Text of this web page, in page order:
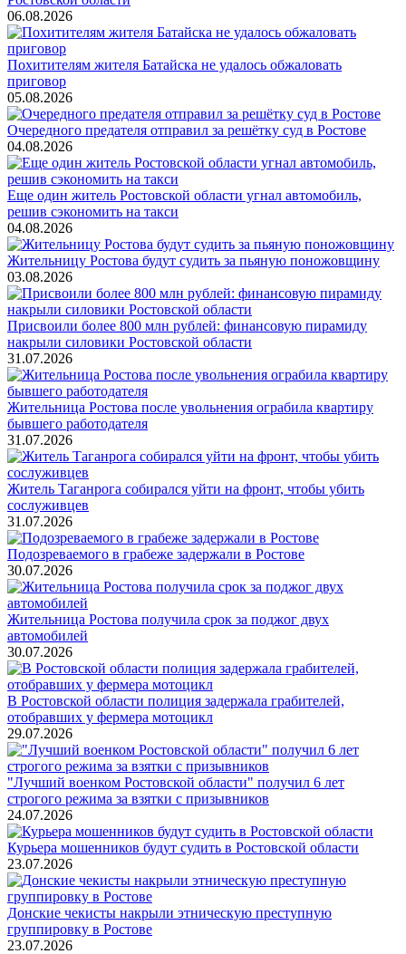
06.08.2026
Похитителям жителя Батайска не удалось обжаловать
приговор
05.08.2026
Очередного предателя отправил за решётку суд в Ростове
04.08.2026
Еще один житель Ростовской области угнал автомобиль,
решив сэкономить на такси
04.08.2026
Жительницу Ростова будут судить за пьяную поножовщину
03.08.2026
Присвоили более 800 млн рублей: финансовую пирамиду
накрыли силовики Ростовской области
31.07.2026
Жительница Ростова после увольнения ограбила квартиру
бывшего работодателя
31.07.2026
Житель Таганрога собирался уйти на фронт, чтобы убить
сослуживцев
31.07.2026
Подозреваемого в грабеже задержали в Ростове
30.07.2026
Жительница Ростова получила срок за поджог двух
автомобилей
30.07.2026
В Ростовской области полиция задержала грабителей,
отобравших у фермера мотоцикл
29.07.2026
"Лучший военком Ростовской области" получил 6 лет
строгого режима за взятки с призывников
24.07.2026
Курьера мошенников будут судить в Ростовской области
23.07.2026
Донские чекисты накрыли этническую преступную
группировку в Ростове
23.07.2026